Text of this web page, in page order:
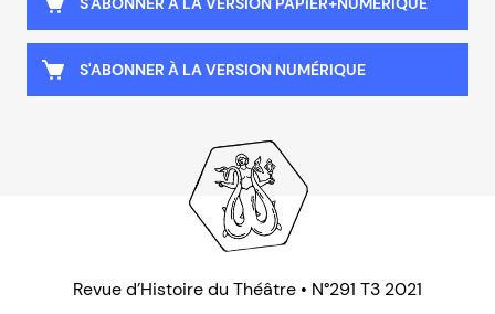
S'ABONNER À LA VERSION NUMÉRIQUE
Revue d’Histoire du Théâtre • N°291 T3 2021